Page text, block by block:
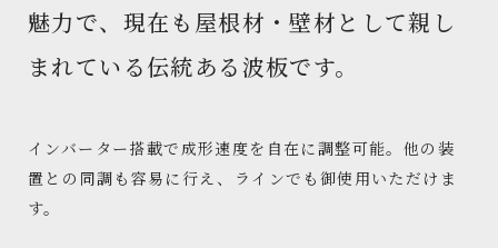
魅力で、現在も屋根材・壁材として親し
まれている伝統ある波板です。
インバーター搭載で成形速度を自在に調整可能。他の装
置との同調も容易に行え、ラインでも御使用いただけま
す。